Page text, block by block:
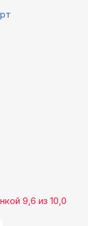
9,6 из 10,0